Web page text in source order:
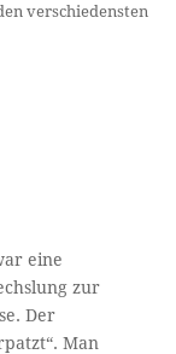
verschiedensten
eine
zur
Der
Man